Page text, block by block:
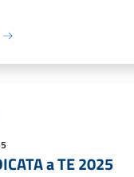
a TE 2025